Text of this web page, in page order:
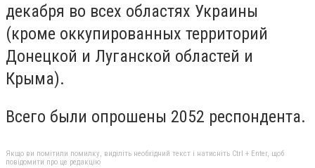
декабря во всех областях Украины
(кроме оккупированных территорий
Донецкой и Луганской областей и
Крыма).
Всего были опрошены 2052 респондента.
Якщо ви помітили помилку, виділіть необхідний текст і натисніть Ctrl + Enter, щоб
повідомити про це редакцію